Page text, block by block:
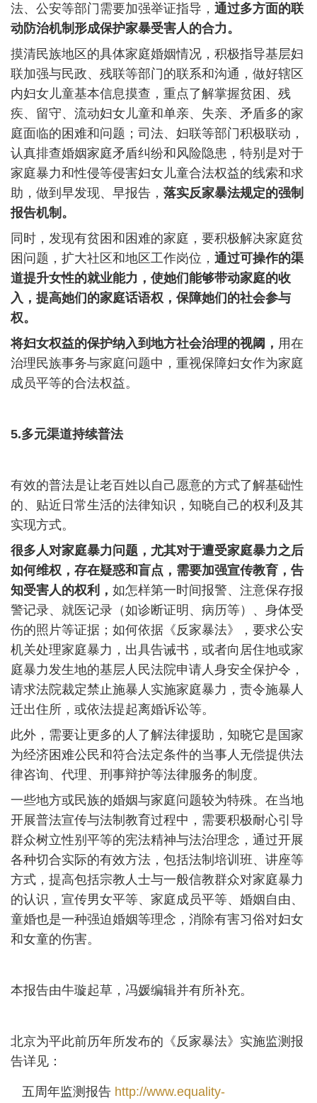
法、公安等部门需要加强举证指导， 通过多方面的联
动防治机制形成保护家暴受害人的合力。
摸清民族地区的具体家庭婚姻情况，积极指导基层妇
联加强与民政、残联等部门的联系和沟通，做好辖区
内妇女儿童基本信息摸查，重点了解掌握贫困、残
疾、留守、流动妇女儿童和单亲、失亲、矛盾多的家
庭面临的困难和问题；司法、妇联等部门积极联动，
认真排查婚姻家庭矛盾纠纷和风险隐患，特别是对于
家庭暴力和性侵等侵害妇女儿童合法权益的线索和求
助，做到早发现、早报告， 落实反家暴法规定的强制
报告机制。
同时，发现有贫困和困难的家庭，要积极解决家庭贫
困问题，扩大社区和地区工作岗位， 通过可操作的渠
道提升女性的就业能力，使她们能够带动家庭的收
入，提高她们的家庭话语权，保障她们的社会参与
权。
将妇女权益的保护纳入到地方社会治理的视阈， 用在
治理民族事务与家庭问题中，重视保障妇女作为家庭
成员平等的合法权益。
5.多元渠道持续普法
有效的普法是让老百姓以自己愿意的方式了解基础性
的、贴近日常生活的法律知识，知晓自己的权利及其
实现方式。
很多人对家庭暴力问题，尤其对于遭受家庭暴力之后
如何维权，存在疑惑和盲点，需要加强宣传教育，告
知受害人的权利， 如怎样第一时间报警、注意保存报
警记录、就医记录（如诊断证明、病历等）、身体受
伤的照片等证据；如何依据《反家暴法》，要求公安
机关处理家庭暴力，出具告诫书，或者向居住地或家
庭暴力发生地的基层人民法院申请人身安全保护令，
请求法院裁定禁止施暴人实施家庭暴力，责令施暴人
迁出住所，或依法提起离婚诉讼等。
此外，需要让更多的人了解法律援助，知晓它是国家
为经济困难公民和符合法定条件的当事人无偿提供法
律咨询、代理、刑事辩护等法律服务的制度。
一些地方或民族的婚姻与家庭问题较为特殊。在当地
开展普法宣传与法制教育过程中，需要积极耐心引导
群众树立性别平等的宪法精神与法治理念，通过开展
各种切合实际的有效方法，包括法制培训班、讲座等
方式，提高包括宗教人士与一般信教群众对家庭暴力
的认识，宣传男女平等、家庭成员平等、婚姻自由、
童婚也是一种强迫婚姻等理念，消除有害习俗对妇女
和女童的伤害。
本报告由牛璇起草，冯媛编辑并有所补充。
北京为平此前历年所发布的《反家暴法》实施监测报
告详见：
五周年监测报告 http://www.equality-